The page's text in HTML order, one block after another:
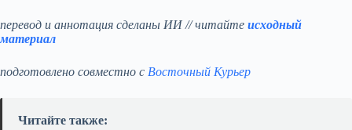
перевод и аннотация сделаны ИИ // читайте исходный
материал
подготовлено совместно с Восточный Курьер
Читайте также: